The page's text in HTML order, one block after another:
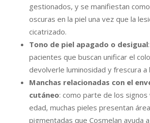
gestionados, y se manifiestan
oscuras en la piel una vez que la
cicatrizado.
Tono de piel apagado o desigual
pacientes que buscan unificar el
devolverle luminosidad y frescura a
Manchas relacionadas con el
cutáneo: como parte de los signos
edad, muchas pieles presentan
pigmentadas que Cosmelan ayuda